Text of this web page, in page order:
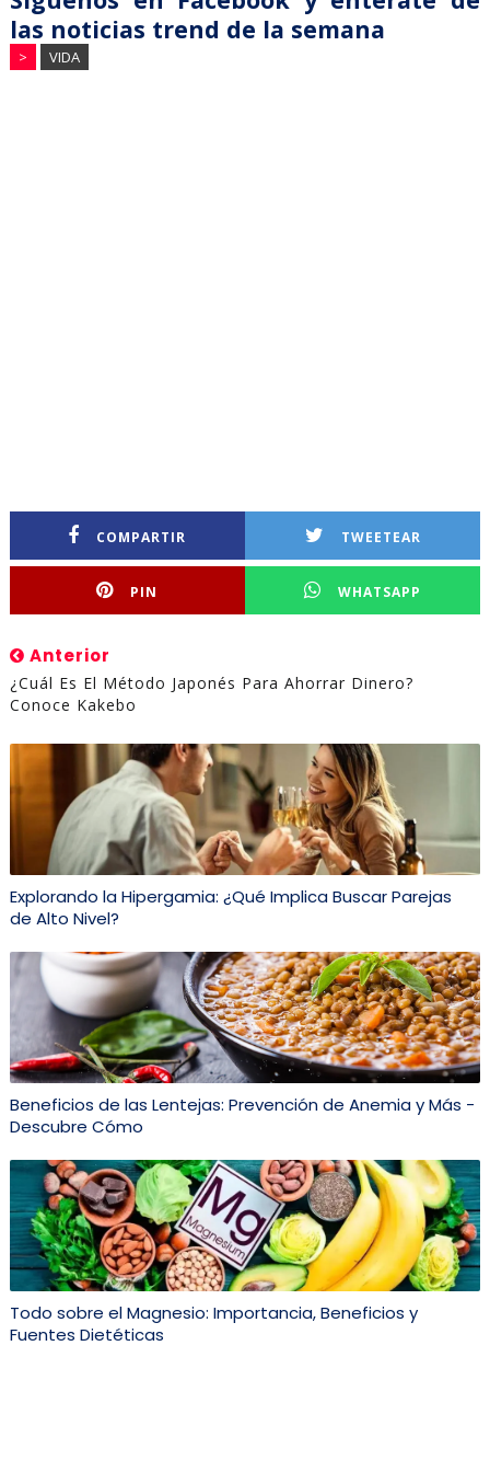
las noticias trend de la semana
> VIDA
COMPARTIR TWEETEAR
PIN WHATSAPP
Anterior
¿Cuál Es El Método Japonés Para Ahorrar Dinero?
Conoce Kakebo
Explorando la Hipergamia: ¿Qué Implica Buscar Parejas
de Alto Nivel?
Beneficios de las Lentejas: Prevención de Anemia y Más -
Descubre Cómo
Todo sobre el Magnesio: Importancia, Beneficios y
Fuentes Dietéticas